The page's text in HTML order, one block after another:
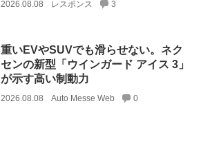
2026.08.08 レスポンス 3
重いEVやSUVでも滑らせない。ネク
センの新型「ウインガード アイス 3」
が示す高い制動力
2026.08.08 Auto Messe Web 0